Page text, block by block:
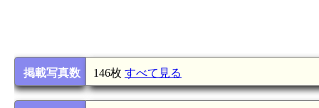
掲載写真数 146枚 すべて見る